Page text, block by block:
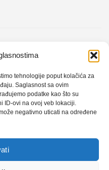
tehnologije poput kolačića za
Saglasnost sa ovim
podatke kao što su
ID-ovi na ovoj veb lokaciji.
negativno uticati na određene
mašina 4